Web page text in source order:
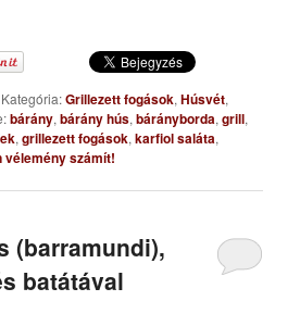
Kategória:Grillezett fogások,Húsvét,
bárány,bárány hús,bárányborda,grill,
,grillezett fogások,karfiol saláta,
vélemény számít!
(barramundi),
batátával